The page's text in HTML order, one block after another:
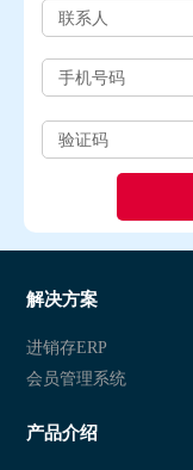
解决方案
进销存ERP
会员管理系统
产品介绍